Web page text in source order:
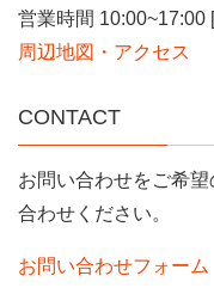
営業時間 10:00~17:00
周辺地図・アクセス
CONTACT
お問い合わせをご希
合わせください。
お問い合わせフォーム